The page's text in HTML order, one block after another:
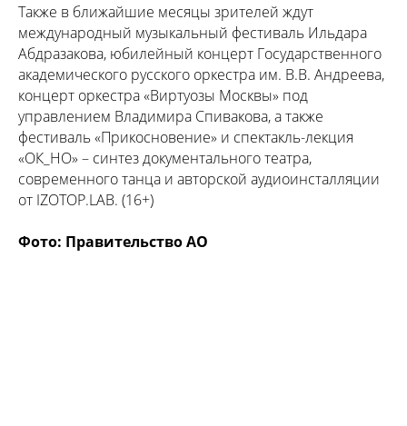
Также в ближайшие месяцы зрителей ждут
международный музыкальный фестиваль Ильдара
Абдразакова, юбилейный концерт Государственного
академического русского оркестра им. В.В. Андреева,
концерт оркестра «Виртуозы Москвы» под
управлением Владимира Спивакова, а также
фестиваль «Прикосновение» и спектакль-лекция
«ОК_НО» – синтез документального театра,
современного танца и авторской аудиоинсталляции
от IZOTOP.LAB. (16+)
Фото: Правительство АО